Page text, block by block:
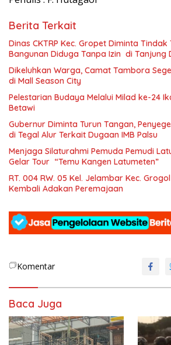
Berita Terkait
Dinas CKTRP Kec. Gropet Diminta
Bangunan Diduga Tanpa Izin di Tanjung
Dikeluhkan Warga, Camat Tambora
di Mall Season City
Pelestarian Budaya Melalui Milad ke-24
Betawi
Gubernur Diminta Turun Tangan,
di Tegal Alur Terkait Dugaan IMB Palsu
Menjaga Silaturahmi Pemuda Pemudi
Gelar Tour “Temu Kangen Latumeten”
RT. 004 RW. 05 Kel. Jelambar Kec.
Kembali Adakan Peremajaan
Komentar
Baca Juga